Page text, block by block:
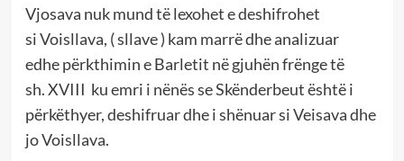
Vjosava nuk mund të lexohet e deshifrohet
siVoisllava, ( sllave) kam marrëdhe analizuar
edhe përkthimin e Barletit në gjuhën frënge të
sh.XVIII ku emri i nënës se Skënderbeut ështëi
përkëthyer, deshifruar dhe i shënuar si Veisava dhe
joVoisllava.